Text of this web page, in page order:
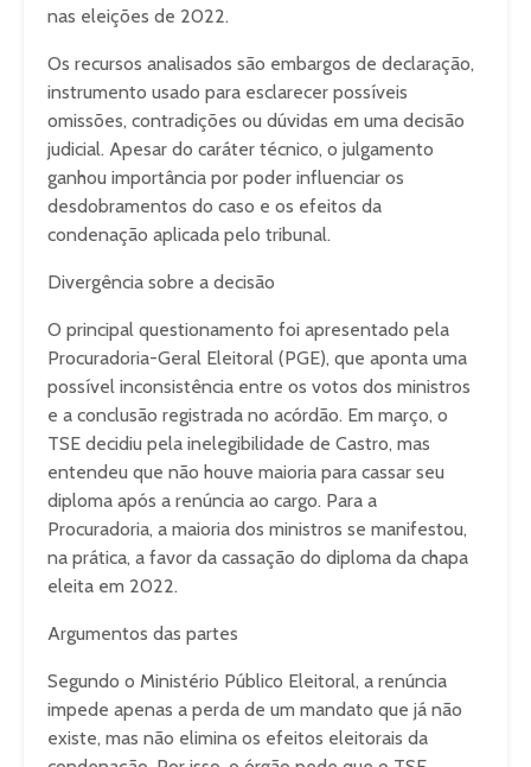
nas eleições de 2022.
Os recursos analisados são embargos de declaração,
instrumento usado para esclarecer possíveis
omissões, contradições ou dúvidas em uma decisão
judicial. Apesar do caráter técnico, o julgamento
ganhou importância por poder influenciar os
desdobramentos do caso e os efeitos da
condenação aplicada pelo tribunal.
Divergência sobre a decisão
O principal questionamento foi apresentado pela
Procuradoria-Geral Eleitoral (PGE), que aponta uma
possível inconsistência entre os votos dos ministros
e a conclusão registrada no acórdão. Em março, o
TSE decidiu pela inelegibilidade de Castro, mas
entendeu que não houve maioria para cassar seu
diploma após a renúncia ao cargo. Para a
Procuradoria, a maioria dos ministros se manifestou,
na prática, a favor da cassação do diploma da chapa
eleita em 2022.
Argumentos das partes
Segundo o Ministério Público Eleitoral, a renúncia
impede apenas a perda de um mandato que já não
existe, mas não elimina os efeitos eleitorais da